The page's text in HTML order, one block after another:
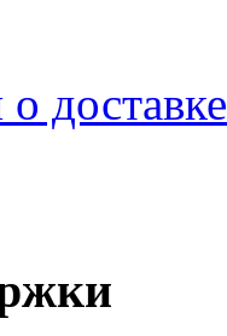
доставке